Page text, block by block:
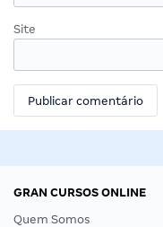
Site
GRAN CURSOS ONLINE
Quem Somos